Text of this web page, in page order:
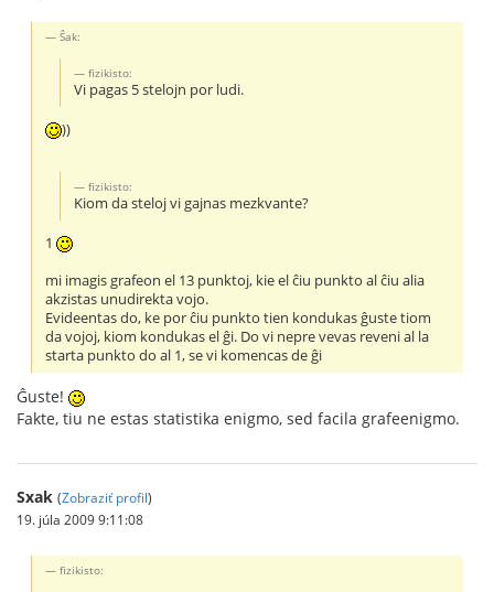
Ŝak:
fizikisto:
Vi pagas 5 stelojn por ludi.
))
fizikisto:
Kiom da steloj vi gajnas mezkvante?
1
mi imagis grafeon el 13 punktoj, kie el ĉiu punkto al ĉiu alia
akzistas unudirekta vojo.
Evideentas do, ke por ĉiu punkto tien kondukas ĝuste tiom
da vojoj, kiom kondukas el ĝi. Do vi nepre vevas reveni al la
starta punkto do al 1, se vi komencas de ĝi
Ĝuste!
Fakte, tiu ne estas statistika enigmo, sed facila grafeenigmo.
Sxak (Zobraziť profil)
19. júla 2009 9:11:08
fizikisto: